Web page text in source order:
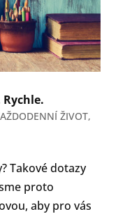
ŽIVOT,
Takové dotazy
proto
aby pro vás